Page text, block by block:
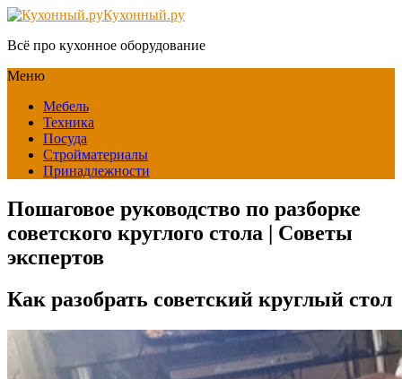
Кухонный.ру
Всё про кухонное оборудование
Меню
Мебель
Техника
Посуда
Стройматериалы
Принадлежности
Пошаговое руководство по разборке
советского круглого стола | Советы
экспертов
Как разобрать советский круглый стол